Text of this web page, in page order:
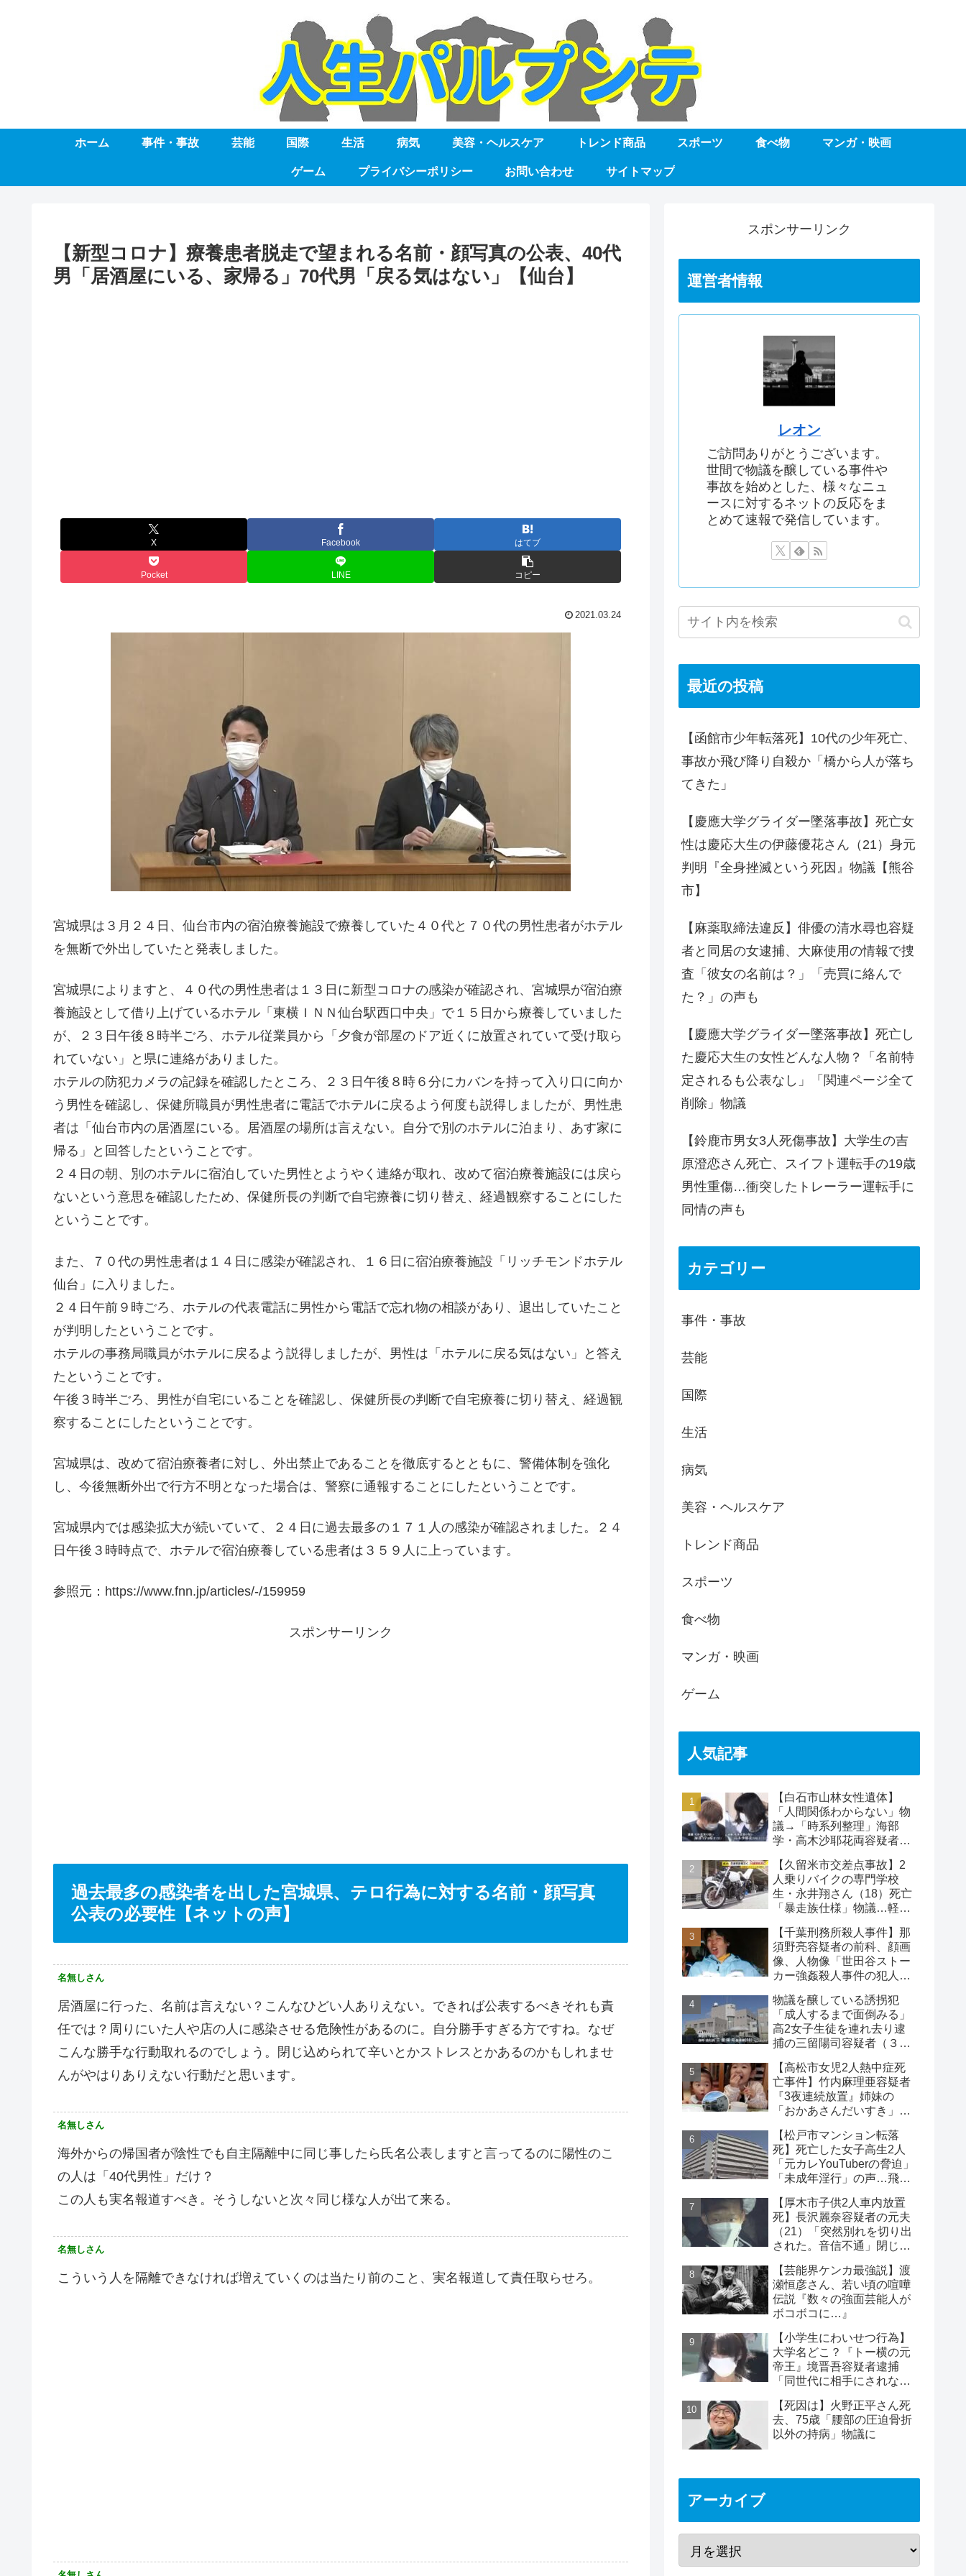
ホーム 事件・事故 芸能 国際 生活 病気 美容・ヘルスケア トレンド商品 スポーツ 食べ物 マンガ・映画
ゲーム プライバシーポリシー お問い合わせ サイトマップ
【新型コロナ】療養患者脱走で望まれる名前・顔写真の公表、40代
男「居酒屋にいる、家帰る」70代男「戻る気はない」【仙台】
X Facebook はてブ
Pocket LINE コピー
2021.03.24
宮城県は３月２４日、仙台市内の宿泊療養施設で療養していた４０代と７０代の男性患者がホテル
を無断で外出していたと発表しました。
宮城県によりますと、４０代の男性患者は１３日に新型コロナの感染が確認され、宮城県が宿泊療
養施設として借り上げているホテル「東横ＩＮＮ仙台駅西口中央」で１５日から療養していました
が、２３日午後８時半ごろ、ホテル従業員から「夕食が部屋のドア近くに放置されていて受け取ら
れていない」と県に連絡がありました。
ホテルの防犯カメラの記録を確認したところ、２３日午後８時６分にカバンを持って入り口に向か
う男性を確認し、保健所職員が男性患者に電話でホテルに戻るよう何度も説得しましたが、男性患
者は「仙台市内の居酒屋にいる。居酒屋の場所は言えない。自分で別のホテルに泊まり、あす家に
帰る」と回答したということです。
２４日の朝、別のホテルに宿泊していた男性とようやく連絡が取れ、改めて宿泊療養施設には戻ら
ないという意思を確認したため、保健所長の判断で自宅療養に切り替え、経過観察することにした
ということです。
また、７０代の男性患者は１４日に感染が確認され、１６日に宿泊療養施設「リッチモンドホテル
仙台」に入りました。
２４日午前９時ごろ、ホテルの代表電話に男性から電話で忘れ物の相談があり、退出していたこと
が判明したということです。
ホテルの事務局職員がホテルに戻るよう説得しましたが、男性は「ホテルに戻る気はない」と答え
たということです。
午後３時半ごろ、男性が自宅にいることを確認し、保健所長の判断で自宅療養に切り替え、経過観
察することにしたということです。
宮城県は、改めて宿泊療養者に対し、外出禁止であることを徹底するとともに、警備体制を強化
し、今後無断外出で行方不明となった場合は、警察に通報することにしたということです。
宮城県内では感染拡大が続いていて、２４日に過去最多の１７１人の感染が確認されました。２４
日午後３時時点で、ホテルで宿泊療養している患者は３５９人に上っています。
参照元：https://www.fnn.jp/articles/-/159959
スポンサーリンク
過去最多の感染者を出した宮城県、テロ行為に対する名前・顔写真
公表の必要性【ネットの声】
名無しさん
居酒屋に行った、名前は言えない？こんなひどい人ありえない。できれば公表するべきそれも責
任では？周りにいた人や店の人に感染させる危険性があるのに。自分勝手すぎる方ですね。なぜ
こんな勝手な行動取れるのでしょう。閉じ込められて辛いとかストレスとかあるのかもしれませ
んがやはりありえない行動だと思います。
名無しさん
海外からの帰国者が陰性でも自主隔離中に同じ事したら氏名公表しますと言ってるのに陽性のこ
の人は「40代男性」だけ？
この人も実名報道すべき。そうしないと次々同じ様な人が出て来る。
名無しさん
こういう人を隔離できなければ増えていくのは当たり前のこと、実名報道して責任取らせろ。
スポンサーリンク
運営者情報
レオン
ご訪問ありがとうございます。
世間で物議を醸している事件や
事故を始めとした、様々なニュ
ースに対するネットの反応をま
とめて速報で発信しています。
最近の投稿
【函館市少年転落死】10代の少年死亡、
事故か飛び降り自殺か「橋から人が落ち
てきた」
【慶應大学グライダー墜落事故】死亡女
性は慶応大生の伊藤優花さん（21）身元
判明『全身挫滅という死因』物議【熊谷
市】
【麻薬取締法違反】俳優の清水尋也容疑
者と同居の女逮捕、大麻使用の情報で捜
査「彼女の名前は？」「売買に絡んで
た？」の声も
【慶應大学グライダー墜落事故】死亡し
た慶応大生の女性どんな人物？「名前特
定されるも公表なし」「関連ページ全て
削除」物議
【鈴鹿市男女3人死傷事故】大学生の吉
原澄恋さん死亡、スイフト運転手の19歳
男性重傷…衝突したトレーラー運転手に
同情の声も
カテゴリー
事件・事故
芸能
国際
生活
病気
美容・ヘルスケア
トレンド商品
スポーツ
食べ物
マンガ・映画
ゲーム
人気記事
【白石市山林女性遺体】
「人間関係わからない」物
議→「時系列整理」海部
学・高木沙耶花両容疑者、
な事件
【久留米市交差点事故】2
人乗りバイクの専門学校
生・永井翔さん（18）死亡
「暴走族仕様」物議…軽自
【千葉刑務所殺人事件】那
須野亮容疑者の前科、顔画
像、人物像「世田谷ストー
カー強姦殺人事件の犯人」
は？
物議を醸している誘拐犯
「成人するまで面倒みる」
高2女子生徒を連れ去り逮
捕の三留陽司容疑者（３
県】
【高松市女児2人熱中症死
亡事件】竹内麻理亜容疑者
『3夜連続放置』姉妹の
「おかあさんだいすき」折
論
【松戸市マンション転落
死】死亡した女子高生2人
「元カレYouTuberの脅迫」
「未成年淫行」の声…飛び
【厚木市子供2人車内放置
死】長沢麗奈容疑者の元夫
（21）「突然別れを切り出
された。音信不通」閉じ込
【芸能界ケンカ最強説】渡
瀬恒彦さん、若い頃の喧嘩
伝説『数々の強面芸能人が
ボコボコに…』
【小学生にわいせつ行為】
大学名どこ？『トー横の元
帝王』境晋吾容疑者逮捕
「同世代に相手にされない
【死因は】火野正平さん死
去、75歳「腰部の圧迫骨折
以外の持病」物議に
アーカイブ